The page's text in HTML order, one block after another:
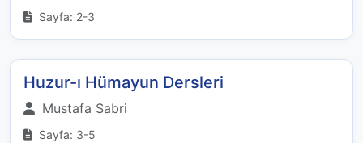
Sayfa: 2-3
Huzur-ı Hümayun Dersleri
Mustafa Sabri
Sayfa: 3-5